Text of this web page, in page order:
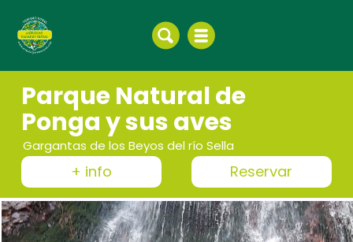
Parque Natural de
Ponga y sus aves
Gargantas de los Beyos del río Sella
+ info Reservar